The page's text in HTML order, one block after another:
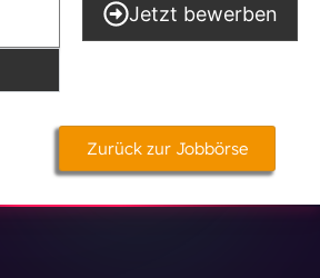
Jetzt bewerben
Zurück zur Jobbörse